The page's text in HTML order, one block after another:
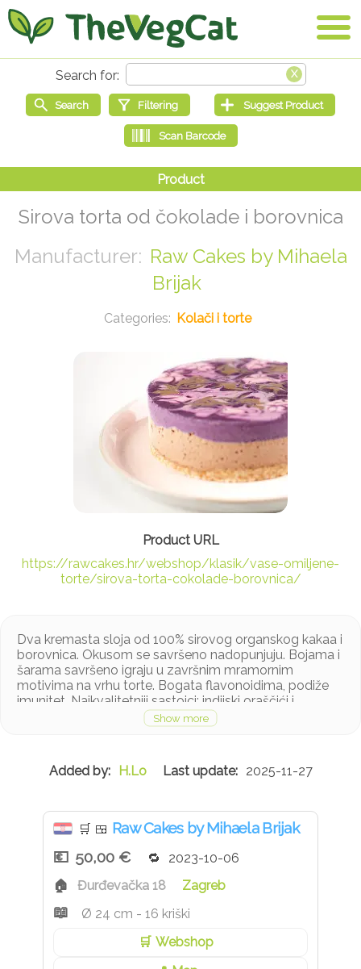
Sirova torta od čokolade i borovnica
Raw Cakes by Mihaela
Brijak
Kolači i torte
https://rawcakes.hr/webshop/klasik/vase-omiljene-
torte/sirova-torta-cokolade-borovnica/
Dva kremasta sloja od 100% sirovog organskog kakaa i
borovnica. Okusom se savršeno nadopunjuju. Bojama i
šarama savršeno igraju u završnim mramornim
motivima na vrhu torte. Bogata flavonoidima, podiže
imunitet. Najkvalitetniji sastojci: indijski oraščići i
bademi,napitak od badema, kakao maslac i agava
Sastojci: *Indijski oraščići, *bademi, *agava sirup,
*kokosovo ulje (hladno prešano ulje organski uzgoj),
badema
*sastojci iz ekološkog uzgoja
Dostupno tijekom cijele godine.
H.Lo 2025-11-27
🛒 🍱 Raw Cakes by Mihaela Brijak
50,00 €
2023-10-06
Đurđevačka 18
Zagreb
Ø 24 cm - 16 kriški
Webshop